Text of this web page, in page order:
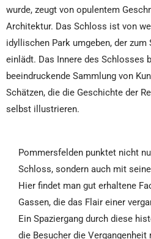
wurde, zeugt von opulentem
Architektur. Das Schloss ist von
idyllischen Park umgeben, der zum
einlädt. Das Innere des Schlosses
beeindruckende Sammlung von
Schätzen, die die Geschichte der
selbst illustrieren.
Pommersfelden punktet nicht
Schloss, sondern auch mit
Hier findet man gut erhaltene
Gassen, die das Flair einer
Ein Spaziergang durch diese
die Besucher die Vergangenheit